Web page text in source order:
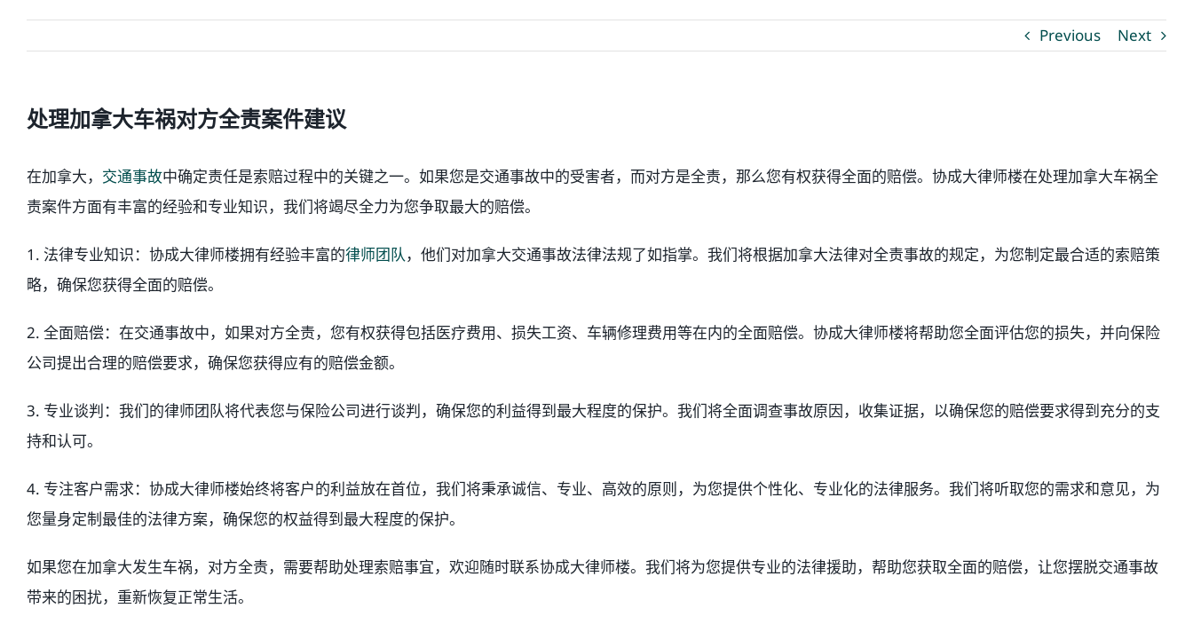
Previous Next
处理加拿大车祸对方全责案件建议
在加拿大， 交通事故中确定责任是索赔过程中的关键之一。如果您是交通事故中的受害者，而对方是全责，那么您有权获得全面的赔偿。协成大律师楼在处理加拿大车祸全
责案件方面有丰富的经验和专业知识，我们将竭尽全力为您争取最大的赔偿。
1. 法律专业知识：协成大律师楼拥有经验丰富的律师团队，他们对加拿大交通事故法律法规了如指掌。我们将根据加拿大法律对全责事故的规定，为您制定最合适的索赔策
略，确保您获得全面的赔偿。
2. 全面赔偿：在交通事故中，如果对方全责，您有权获得包括医疗费用、损失工资、车辆修理费用等在内的全面赔偿。协成大律师楼将帮助您全面评估您的损失，并向保险
公司提出合理的赔偿要求，确保您获得应有的赔偿金额。
3. 专业谈判：我们的律师团队将代表您与保险公司进行谈判，确保您的利益得到最大程度的保护。我们将全面调查事故原因，收集证据，以确保您的赔偿要求得到充分的支
持和认可。
4. 专注客户需求：协成大律师楼始终将客户的利益放在首位，我们将秉承诚信、专业、高效的原则，为您提供个性化、专业化的法律服务。我们将听取您的需求和意见，为
您量身定制最佳的法律方案，确保您的权益得到最大程度的保护。
如果您在加拿大发生车祸，对方全责，需要帮助处理索赔事宜，欢迎随时联系协成大律师楼。我们将为您提供专业的法律援助，帮助您获取全面的赔偿，让您摆脱交通事故
带来的困扰，重新恢复正常生活。